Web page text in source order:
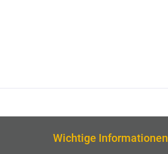
Wichtige Informationen